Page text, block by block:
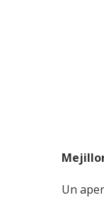
Un